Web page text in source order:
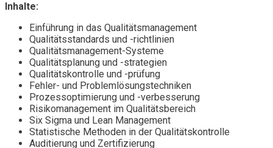
Inhalte:
Einführung in das Qualitätsmanagement
Qualitätsstandards und -richtlinien
Qualitätsmanagement-Systeme
Qualitätsplanung und -strategien
Qualitätskontrolle und -prüfung
Fehler- und Problemlösungstechniken
Prozessoptimierung und -verbesserung
Risikomanagement im Qualitätsbereich
Six Sigma und Lean Management
Statistische Methoden in der Qualitätskontrolle
Auditierung und Zertifizierung